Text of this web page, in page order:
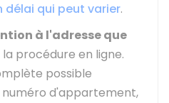
délai qui peut varier.
à l'adresse que
la procédure en ligne.
possible
d'appartement,